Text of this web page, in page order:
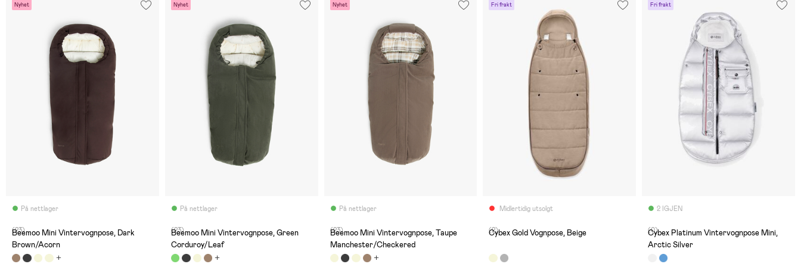
Nyhet
På nettlager
(23)
Beemoo Mini Vintervognpose, Dark
Brown/Acorn
Nyhet
På nettlager
(23)
Beemoo Mini Vintervognpose, Green
Corduroy/Leaf
Nyhet
På nettlager
(23)
Beemoo Mini Vintervognpose, Taupe
Manchester/Checkered
Fri frakt
Midlertidig utsolgt
(2)
Cybex Gold Vognpose, Beige
Fri frakt
2 IGJEN
(0)
Cybex Platinum Vintervognpose Mini,
Arctic Silver